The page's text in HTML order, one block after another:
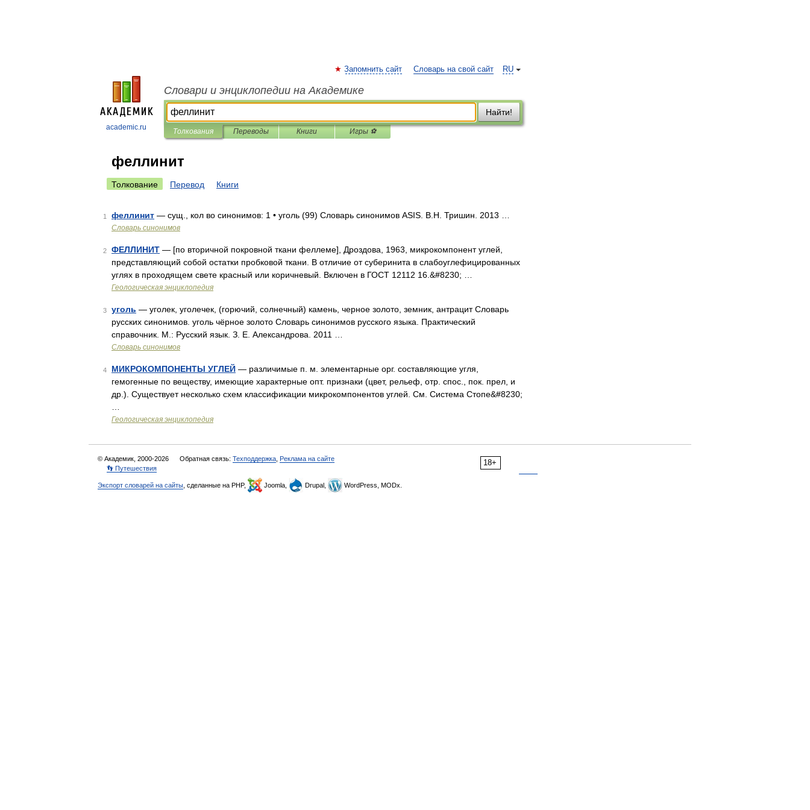
academic.ru
RU
Запомнить сайт Словарь на свой сайт
Словари и энциклопедии на Академике
Найти!
Толкования Переводы Книги Игры ⚽
феллинит
Толкование Перевод Книги
1 феллинит — сущ., кол во синонимов: 1 • уголь (99) Словарь синонимов ASIS. В.Н. Тришин. 2013 …
Словарь синонимов
2 ФЕЛЛИНИТ — [по вторичной покровной ткани феллеме], Дроздова, 1963, микрокомпонент углей,
представляющий собой остатки пробковой ткани. В отличие от суберинита в слабоуглефицированных
углях в проходящем свете красный или коричневый. Включен в ГОСТ 12112 16.&#8230; …
Геологическая энциклопедия
3 уголь — уголек, уголечек, (горючий, солнечный) камень, черное золото, земник, антрацит Словарь
русских синонимов. уголь чёрное золото Словарь синонимов русского языка. Практический
справочник. М.: Русский язык. З. Е. Александрова. 2011 …
Словарь синонимов
4 МИКРОКОМПОНЕНТЫ УГЛЕЙ — различимые п. м. элементарные орг. составляющие угля,
гемогенные по веществу, имеющие характерные опт. признаки (цвет, рельеф, отр. спос., пок. прел, и
др.). Существует несколько схем классификации микрокомпонентов углей. См. Система Стопе&#8230;
Геологическая энциклопедия
18+
© Академик, 2000-2026 Обратная связь: Техподдержка Реклама на сайте
👣 Путешествия
Экспорт словарей на сайты , сделанные на PHP, Joomla, Drupal, WordPress, MODx.